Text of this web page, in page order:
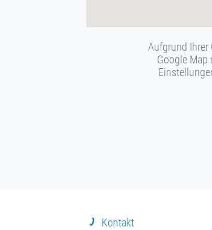
Aufgrund Ihrer
Google Map
Kontakt